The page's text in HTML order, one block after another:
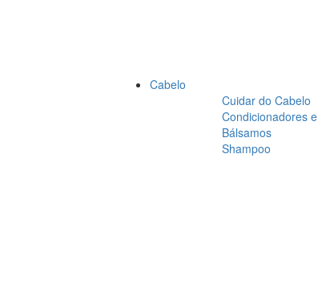
Cabelo
Cuidar do Cabelo
Condicionadores e
Bálsamos
Shampoo